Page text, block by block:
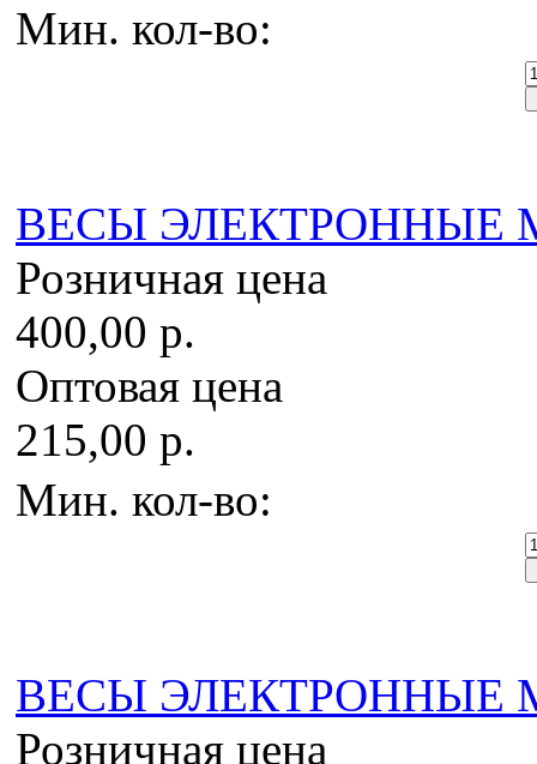
Мин. кол-во:
ВЕСЫ ЭЛЕКТРОННЫЕ
Розничная цена
400,00 р.
Оптовая цена
215,00 р.
Мин. кол-во:
ВЕСЫ ЭЛЕКТРОННЫЕ
Розничная цена